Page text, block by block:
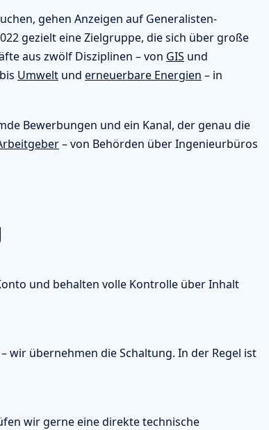
gehen Anzeigen auf Generalisten-
gezielt eine Zielgruppe, die sich über große
aus zwölf Disziplinen – von GIS und
bis Umwelt und erneuerbare Energien – in
Bewerbungen und ein Kanal, der genau die
– von Behörden über Ingenieurbüros
und behalten volle Kontrolle über Inhalt
wir übernehmen die Schaltung. In der Regel ist
wir gerne eine direkte technische